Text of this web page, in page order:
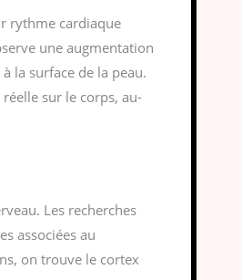
rythme cardiaque
une augmentation
la surface de la peau.
sur le corps, au-
Les recherches
associées au
on trouve le cortex